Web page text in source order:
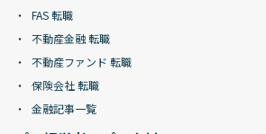
FAS 転職
不動産金融 転職
不動産ファンド 転職
保険会社 転職
金融記事一覧